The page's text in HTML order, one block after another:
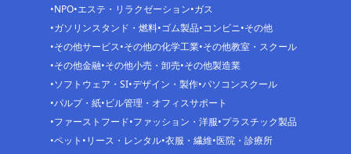
NPO エステ・リラクゼーション ガス
ガソリンスタンド・燃料 ゴム製品 コンビニ その他
その他サービス その他の化学工業 その他教室・スクール
その他金融 その他小売・卸売 その他製造業
ソフトウェア・SI デザイン・製作 パソコンスクール
パルプ・紙 ビル管理・オフィスサポート
ファーストフード ファッション・洋服 プラスチック製品
ペット リース・レンタル 衣服・繊維 医院・診療所